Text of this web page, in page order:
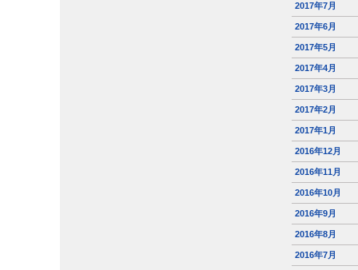
2017年7月
2017年6月
2017年5月
2017年4月
2017年3月
2017年2月
2017年1月
2016年12月
2016年11月
2016年10月
2016年9月
2016年8月
2016年7月